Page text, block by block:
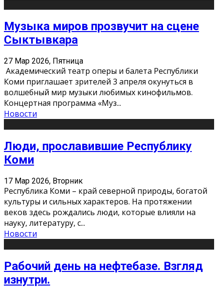
Музыка миров прозвучит на сцене
Сыктывкара
27 Мар 2026, Пятница
Академический театр оперы и балета Республики
Коми приглашает зрителей 3 апреля окунуться в
волшебный мир музыки любимых кинофильмов.
Концертная программа «Муз...
Новости
Люди, прославившие Республику
Коми
17 Мар 2026, Вторник
Республика Коми – край северной природы, богатой
культуры и сильных характеров. На протяжении
веков здесь рождались люди, которые влияли на
науку, литературу, с...
Новости
Рабочий день на нефтебазе. Взгляд
изнутри.